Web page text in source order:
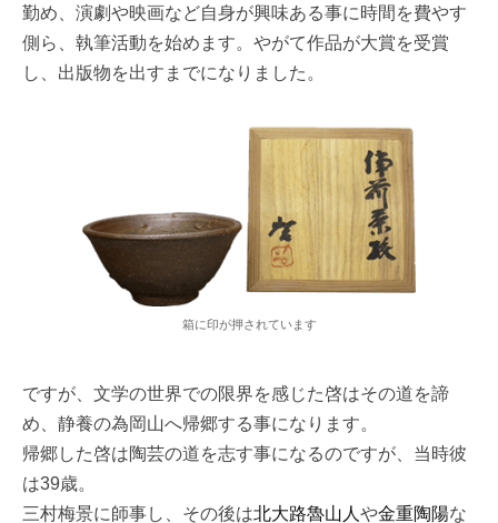
勤め、演劇や映画など自身が興味ある事に時間を費やす
側ら、執筆活動を始めます。やがて作品が大賞を受賞
し、出版物を出すまでになりました。
箱に印が押されています
ですが、文学の世界での限界を感じた啓はその道を諦
め、静養の為岡山へ帰郷する事になります。
帰郷した啓は陶芸の道を志す事になるのですが、当時彼
は39歳。
三村梅景に師事し、その後は北大路魯山人 や金重陶陽な